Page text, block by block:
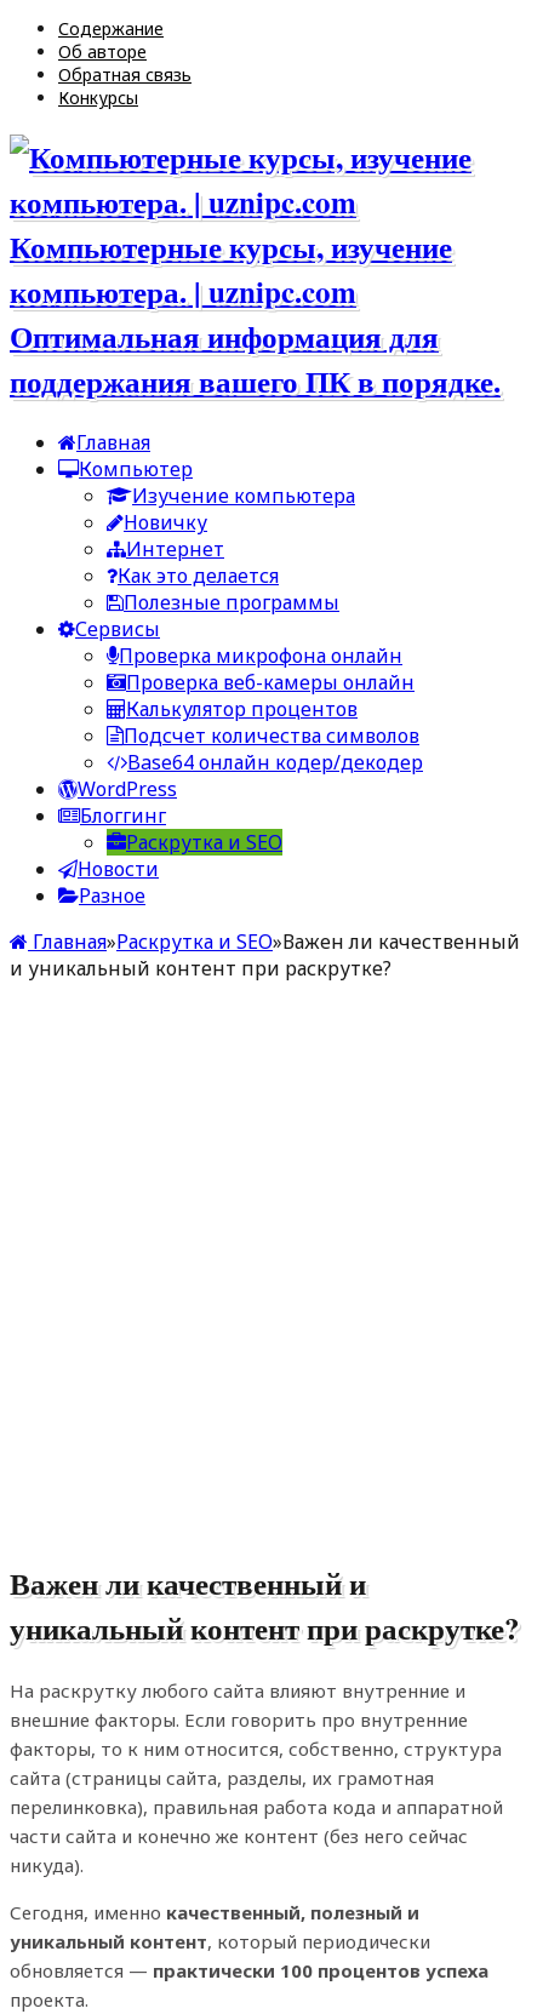
Содержание
Об авторе
Обратная связь
Конкурсы
Компьютерные курсы, изучение
компьютера. | uznipc.com
Оптимальная информация для
поддержания вашего ПК в порядке.
Главная
Компьютер
Изучение компьютера
Новичку
Интернет
Как это делается
Полезные программы
Сервисы
Проверка микрофона онлайн
Проверка веб-камеры онлайн
Калькулятор процентов
Подсчет количества символов
Base64 онлайн кодер/декодер
WordPress
Блоггинг
Раскрутка и SEO
Новости
Разное
Главная»Раскрутка и SEO»Важен ли качественный
и уникальный контент при раскрутке?
Важен ли качественный и
уникальный контент при раскрутке?
На раскрутку любого сайта влияют внутренние и
внешние факторы. Если говорить про внутренние
факторы, то к ним относится, собственно, структура
сайта (страницы сайта, разделы, их грамотная
перелинковка), правильная работа кода и аппаратной
части сайта и конечно же контент (без него сейчас
никуда).
Сегодня, именно качественный, полезный и
уникальный контент, который периодически
обновляется — практически 100 процентов успеха
проекта.